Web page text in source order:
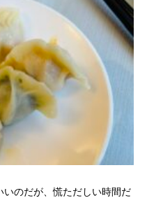
いのだが、慌ただしい時間だ